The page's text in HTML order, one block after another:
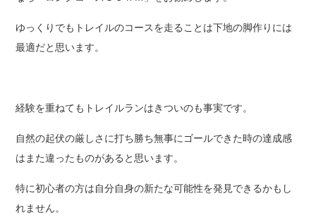
ゆっくりでもトレイルのコースを走ることは下地の脚作りには
最適だと思います。
経験を重ねてもトレイルランはきついのも事実です。
自然の起伏の厳しさに打ち勝ち無事にゴールできた時の達成感
はまた違ったものがあると思います。
特に初心者の方は自分自身の新たな可能性を発見できるかもし
れません。